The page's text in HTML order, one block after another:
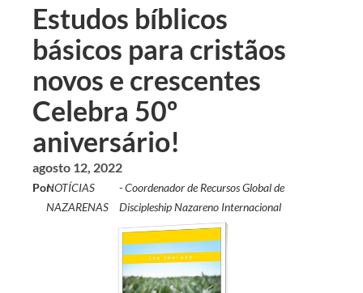
Estudos bíblicos
básicos para cristãos
novos e crescentes
Celebra 50º
aniversário!
agosto 12, 2022
Por:NOTÍCIAS
NAZARENAS
- Coordenador de Recursos Global de
Discipleship Nazareno Internacional